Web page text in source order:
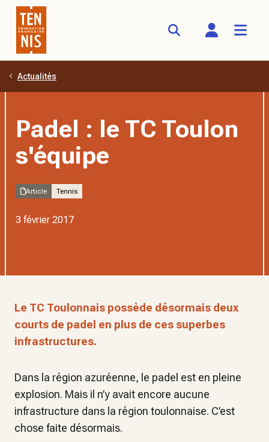
Aller au contenu principal
Actualités
Padel : le TC Toulon
s'équipe
Article Tennis
3 février 2017
Le TC Toulonnais possède désormais deux
courts de padel en plus de ces superbes
infrastructures.
Dans la région azuréenne, le padel est en pleine
explosion. Mais il n’y avait encore aucune
infrastructure dans la région toulonnaise. C’est
chose faite désormais.